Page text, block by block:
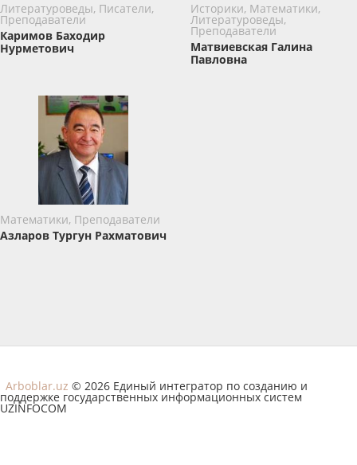
Литературоведы, Писатели,
Преподаватели
Каримов Баxодир
Нурметович
Историки, Математики,
Литературоведы,
Преподаватели
Матвиевская Галина
Павловна
Математики, Преподаватели
Азларов Тургун Рахматович
Arboblar.uz © 2026 Единый интегратор по созданию и
поддержке государственных информационных систем
UZINFOCOM